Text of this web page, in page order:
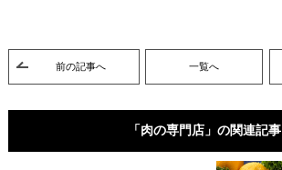
前の記事へ 一覧へ
「肉の専門店」の関連記事